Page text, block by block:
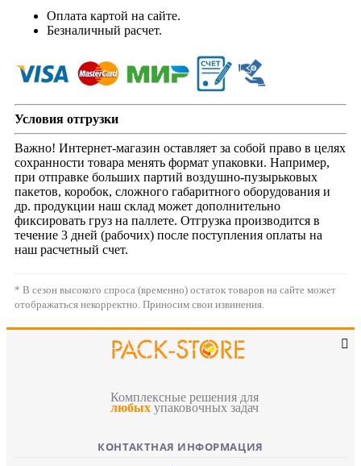
Оплата картой на сайте.
Безналичный расчет.
Условия отгрузки
Важно! Интернет-магазин оставляет за собой право в целях
сохранности товара менять формат упаковки. Например,
при отправке больших партий воздушно-пузырьковых
пакетов, коробок, сложного габаритного оборудования и
др. продукции наш склад может дополнительно
фиксировать груз на паллете. Отгрузка производится в
течение 3 дней (рабочих) после поступления оплаты на
наш расчетный счет.
* В сезон высокого спроса (временно) остаток товаров на сайте может
отображаться некорректно. Приносим свои извинения.
Комплексные решения для
любых упаковочных задач
КОНТАКТНАЯ ИНФОРМАЦИЯ